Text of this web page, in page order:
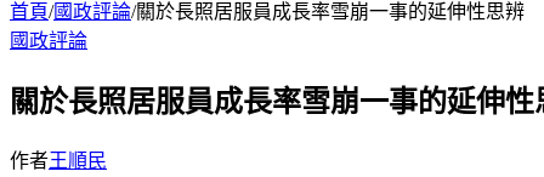
首頁/國政評論/關於長照居服員成長率雪崩一事的延伸性思辨
國政評論
關於長照居服員成長率雪崩一事的延伸性
作者王順民